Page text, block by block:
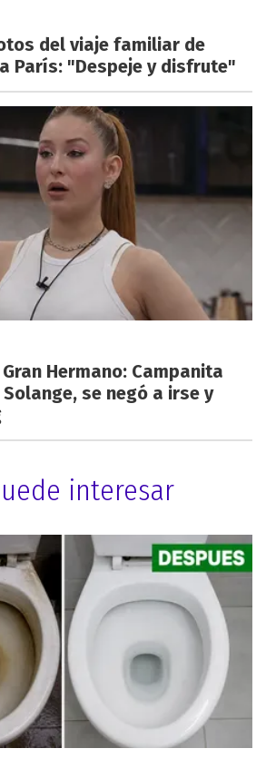
del viaje familiar de
París: "Despeje y disfrute"
Hermano: Campanita
se negó a irse y
interesar